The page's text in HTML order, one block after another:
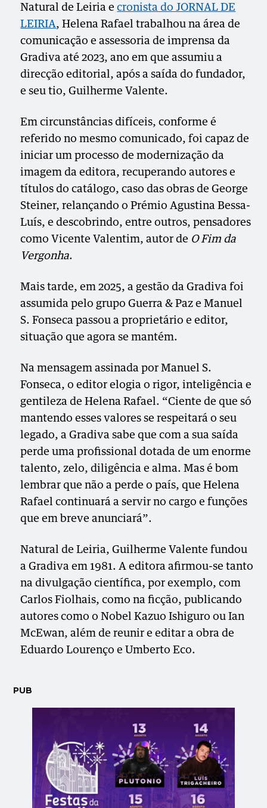
Natural de Leiria ecronista do JORNAL DE
LEIRIA, Helena Rafael trabalhou na área de
comunicação e assessoria de imprensa da
Gradiva até 2023, ano em que assumiu a
direcção editorial, após a saída do fundador,
e seu tio, Guilherme Valente.
Em circunstâncias difíceis, conforme é
referido no mesmo comunicado, foi capaz de
iniciar um processo de modernização da
imagem da editora, recuperando autores e
títulos do catálogo, caso das obras de George
Steiner, relançando o Prémio Agustina Bessa-
Luís, e descobrindo, entre outros, pensadores
como Vicente Valentim, autor de O Fim da
Vergonha.
Mais tarde, em 2025, a gestão da Gradiva foi
assumida pelo grupo Guerra & Paz e Manuel
S. Fonseca passou a proprietário e editor,
situação que agora se mantém.
Na mensagem assinada por Manuel S.
Fonseca, o editor elogia o rigor, inteligência e
gentileza de Helena Rafael. “Ciente de que só
mantendo esses valores se respeitará o seu
legado, a Gradiva sabe que com a sua saída
perde uma profissional dotada de um enorme
talento, zelo, diligência e alma. Mas é bom
lembrar que não a perde o país, que Helena
Rafael continuará a servir no cargo e funções
que em breve anunciará”.
Natural de Leiria, Guilherme Valente fundou
a Gradiva em 1981. A editora afirmou-se tanto
na divulgação científica, por exemplo, com
Carlos Fiolhais, como na ficção, publicando
autores como o Nobel Kazuo Ishiguro ou Ian
McEwan, além de reunir e editar a obra de
Eduardo Lourenço e Umberto Eco.
PUB